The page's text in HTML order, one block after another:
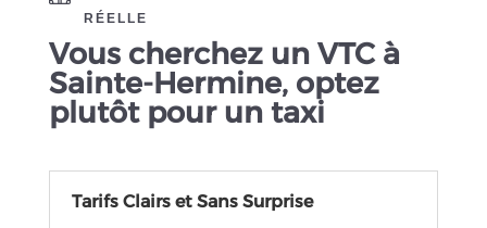
RÉELLE
Vous cherchez un VTC à
Sainte-Hermine, optez
plutôt pour un taxi
Tarifs Clairs et Sans Surprise